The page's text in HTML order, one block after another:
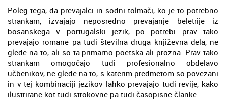
Poleg tega, da prevajalci in sodni tolmači, ko je to potrebno
strankam, izvajajo neposredno prevajanje beletrije iz
bosanskega v portugalski jezik, po potrebi prav tako
prevajajo romane pa tudi številna druga književna dela, ne
glede na to, ali so ta primarno poetska ali prozna. Prav tako
strankam omogočajo tudi profesionalno obdelavo
učbenikov, ne glede na to, s katerim predmetom so povezani
in v tej kombinaciji jezikov lahko prevajajo tudi revije, kako
ilustrirane kot tudi strokovne pa tudi časopisne članke.